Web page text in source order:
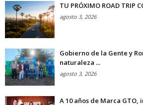
TU PRÓXIMO ROAD TRIP
agosto 3, 2026
Gobierno de la Gente y
naturaleza ...
agosto 3, 2026
A 10 años de Marca